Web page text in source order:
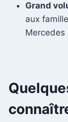
Grand
aux
Mercedes